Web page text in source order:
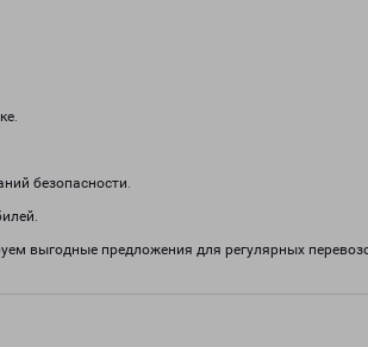
безопасности.
выгодные предложения для регулярных